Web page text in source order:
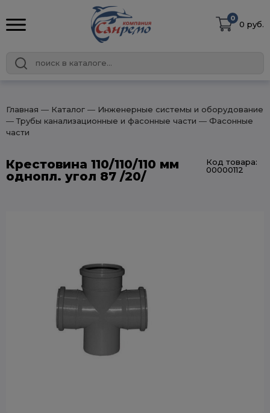
0
0 руб.
Главная ― Каталог ― Инженерные системы и оборудование
― Трубы канализационные и фасонные части ― Фасонные
части
Крестовина 110/110/110 мм
однопл. угол 87 /20/
Код товара:
00000112